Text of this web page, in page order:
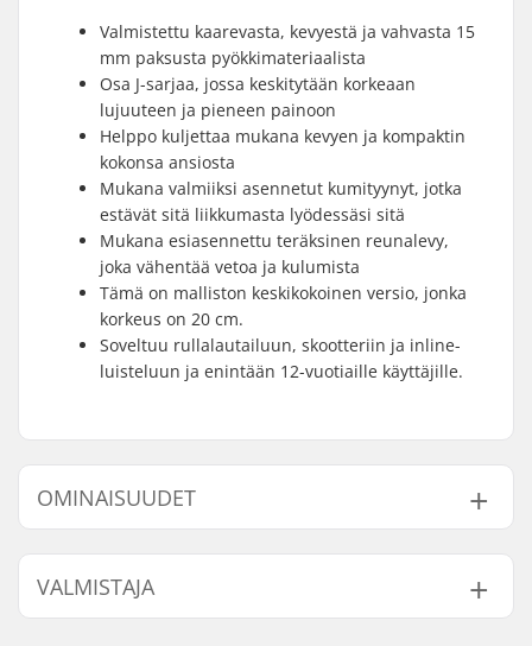
Valmistettu kaarevasta, kevyestä ja vahvasta 15
mm paksusta pyökkimateriaalista
Osa J-sarjaa, jossa keskitytään korkeaan
lujuuteen ja pieneen painoon
Helppo kuljettaa mukana kevyen ja kompaktin
kokonsa ansiosta
Mukana valmiiksi asennetut kumityynyt, jotka
estävät sitä liikkumasta lyödessäsi sitä
Mukana esiasennettu teräksinen reunalevy,
joka vähentää vetoa ja kulumista
Tämä on malliston keskikokoinen versio, jonka
korkeus on 20 cm.
Soveltuu rullalautailuun, skootteriin ja inline-
luisteluun ja enintään 12-vuotiaille käyttäjille.
OMINAISUUDET
Pituus:
76cm (29.921'')
Korkeus:
Leveys:
40cm (15.748'')
VALMISTAJA